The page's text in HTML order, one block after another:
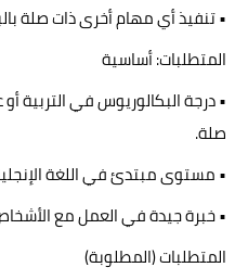
• تنفيذ أي مهام أخرى ذات صلة
المتطلبات: أساسية
• درجة البكالوريوس في التربية
صلة.
• مستوى مبتدئ في اللغة
• خبرة جيدة في العمل مع
المتطلبات (المطلوبة)